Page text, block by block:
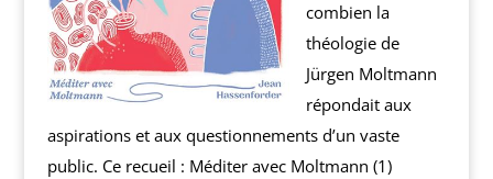
combien la
théologie de
Jürgen Moltmann
répondait aux
aspirations et aux questionnements d’un vaste
public. Ce recueil : Méditer avec Moltmann (1)